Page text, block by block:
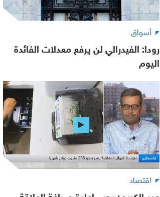
أسواق
رودا: الفيدرالي لن يرفع معدلات الفائدة
اليوم
اقتصاد